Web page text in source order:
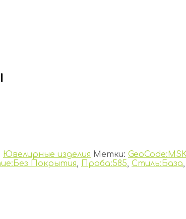
Ювелирные изделия Метки: GeoCode:MSK
Покрытия, Проба:585, Стиль:База,